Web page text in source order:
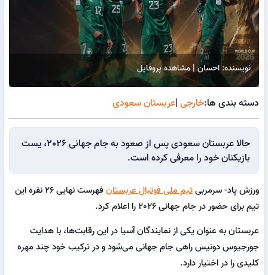
نویسنده: احسان | مشاهده پروفایل
دسته بندی ها:خارجی |عربستان سعودی
حالا عربستان سعودی پس از صعود به جام جهانی 2026، یست
بازیکنان خود را معرفی کرده است.
ورزش پاد- سرمربیتیم ملی فوتبال عربستان
فهرست نهایی 26 نفره این
تیم برای حضور در جام جهانی 2026 را اعلام کرد.
عربستان به عنوان یکی از نمایندگان آسیا در این رقابت‌ها، با هدایت
جورجیوس دونیس راهی جام جهانی می‌شود و در ترکیب خود چند مهره
کلیدی را در اختیار دارد.